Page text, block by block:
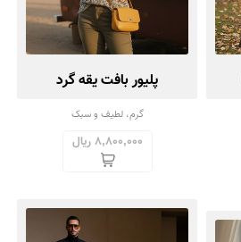
پلیور بافت یقه گرد
گرم، لطیف و سبک
8,800,000 ریال